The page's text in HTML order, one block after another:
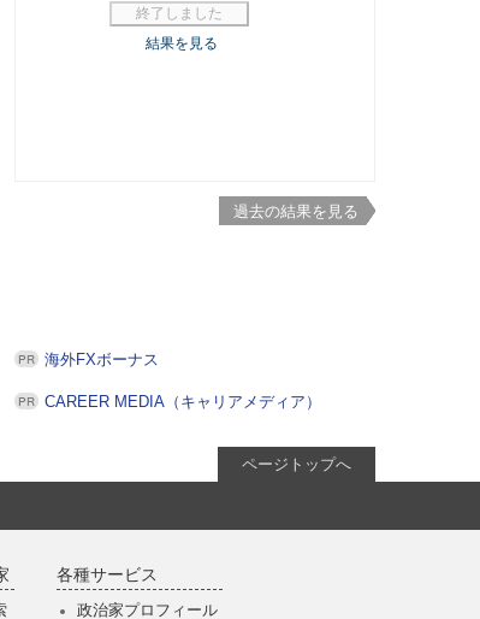
過去の結果を見る
海外FXボーナス
CAREER MEDIA（キャリアメディア）
ページトップへ
各種サービス
政治家プロフィール